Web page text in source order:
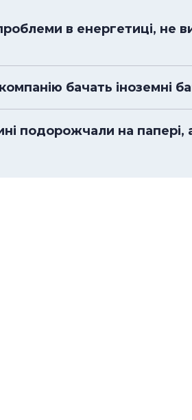
в енергетиці, не
бачать іноземні
подорожчали на